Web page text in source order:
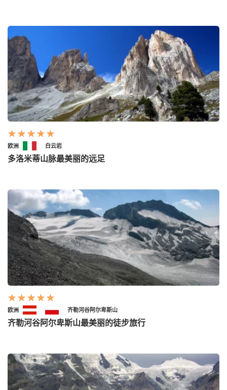
欧洲 白云岩
多洛米蒂山脉最美丽的远足
欧洲 齐勒河谷阿尔卑斯山
齐勒河谷阿尔卑斯山最美丽的徒步旅行